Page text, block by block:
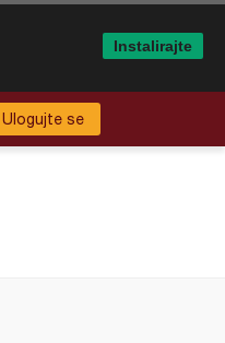
Ulogujte se
Instalirajte